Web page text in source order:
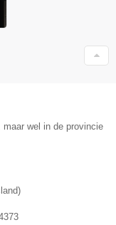
wel in de provincie
)